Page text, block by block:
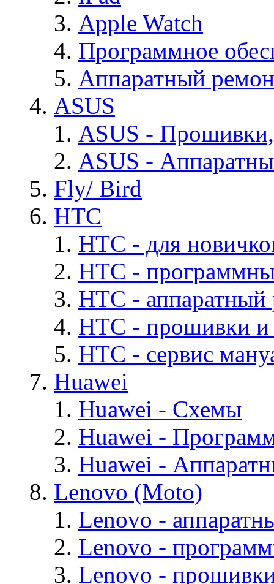
Apple Watch
Программное
Аппаратный
ASUS
ASUS -
ASUS -
Fly/ Bird
HTC
HTC - для
HTC -
HTC - аппаратный
HTC - прошивки
HTC - cервис
Huawei
Huawei - Cхемы
Huawei -
Huawei -
Lenovo (Moto)
Lenovo -
Lenovo -
Lenovo -